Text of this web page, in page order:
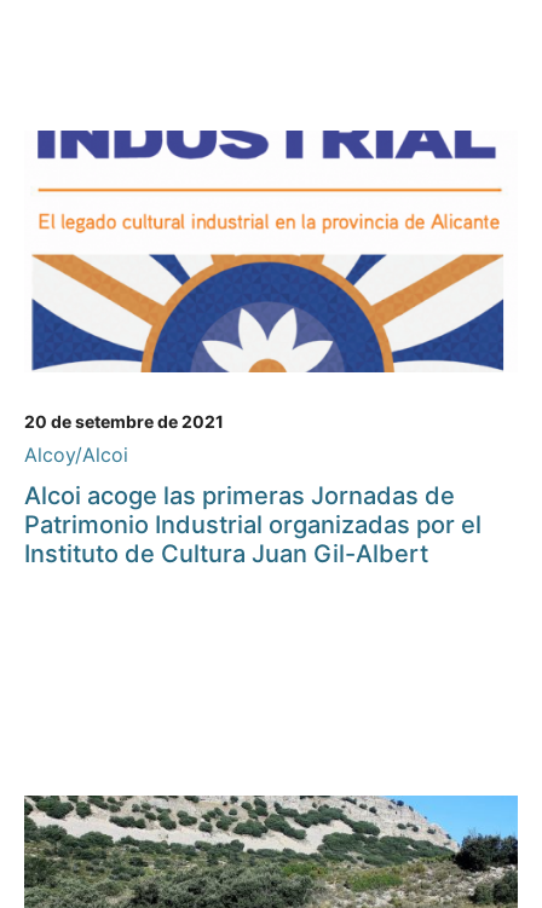
20 de setembre de 2021
Alcoy/Alcoi
Alcoi acoge las primeras Jornadas de
Patrimonio Industrial organizadas por el
Instituto de Cultura Juan Gil-Albert